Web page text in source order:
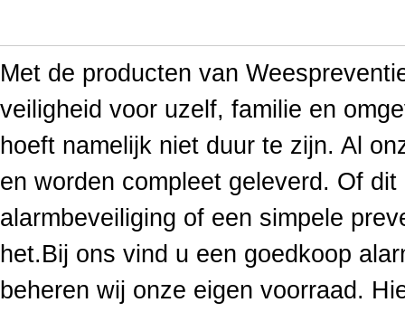
Met de producten van
veiligheid voor uzelf, familie en
hoeft namelijk niet duur te zijn. Al
en worden compleet geleverd. Of
alarmbeveiliging of een simpele
het.Bij ons vind u een goedkoop
beheren wij onze eigen voorraad.